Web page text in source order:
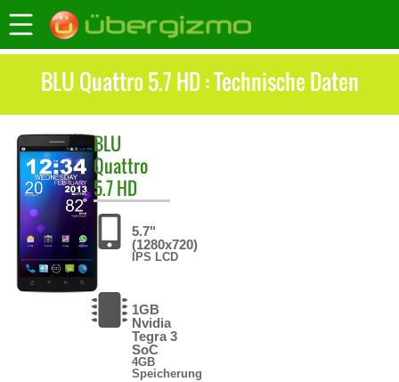
BLU Quattro 5.7 HD : Technische Daten
BLU
Quattro
5.7 HD
5.7"
(1280x720)
IPS LCD
1GB
Nvidia
Tegra 3
SoC
4GB
Speicherung